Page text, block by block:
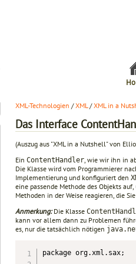
XML-Technologien /XML/XML in a
Das Interface
(Auszug aus "XML in a Nutshell" von
Ein ContentHandler , wie wir ihn in
Die Klasse wird vom Programmierer
Implementierung und konfiguriert den
eine passende Methode des Objekts
Methoden in der Weise reagieren, die
Anmerkung:Die Klasse
kann vor allem dann zu Problemen
es, nur die tatsächlich nötigen
package org.xml.sax;